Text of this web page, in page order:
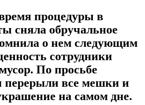
процедуры в
сняла обручальное
о нем следующим
сотрудники
По просьбе
перерыли все мешки и
на самом дне.